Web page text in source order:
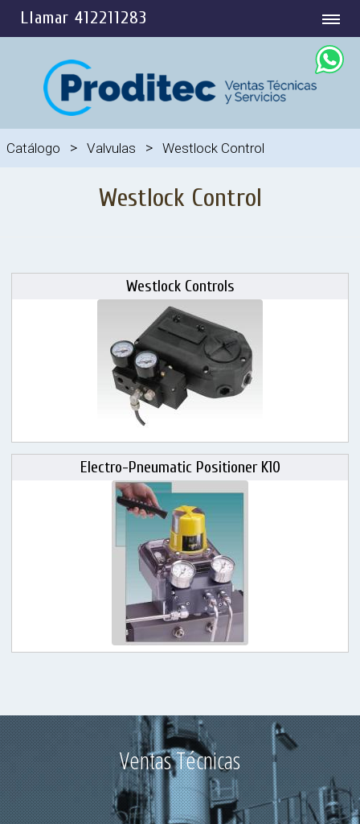
Llamar 412211283
Catálogo > Valvulas > Westlock Control
Westlock Control
Westlock Controls
Electro-Pneumatic Positioner K10
Ventas Técnicas